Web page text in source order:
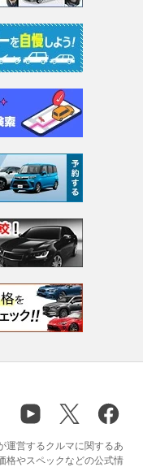
運営するクルマに関するあ
格やスペックなどの公式情